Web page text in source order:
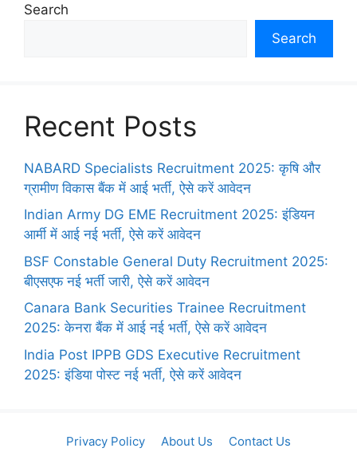
Search
Search
Recent Posts
NABARD Specialists Recruitment 2025: कृषि और
ग्रामीण विकास बैंक में आई भर्ती, ऐसे करें आवेदन
Indian Army DG EME Recruitment 2025: इंडियन
आर्मी में आई नई भर्ती, ऐसे करें आवेदन
BSF Constable General Duty Recruitment 2025:
बीएसएफ नई भर्ती जारी, ऐसे करें आवेदन
Canara Bank Securities Trainee Recruitment
2025: केनरा बैंक में आई नई भर्ती, ऐसे करें आवेदन
India Post IPPB GDS Executive Recruitment
2025: इंडिया पोस्ट नई भर्ती, ऐसे करें आवेदन
Privacy Policy About Us Contact Us